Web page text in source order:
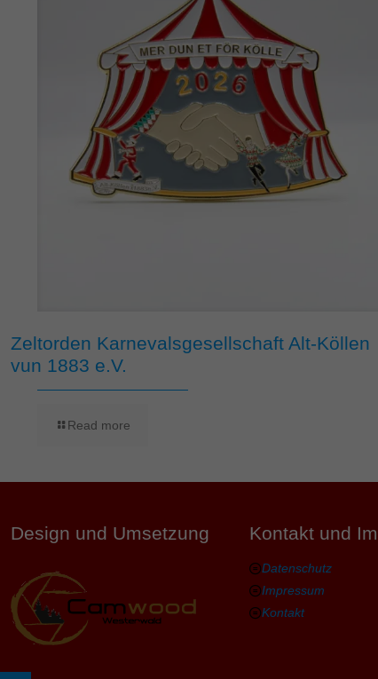
Zeltorden Karnevalsgesellschaft Alt-Köllen
vun 1883 e.V.
Read more
Design und Umsetzung Kontakt und
Datenschutz
Impressum
Kontakt